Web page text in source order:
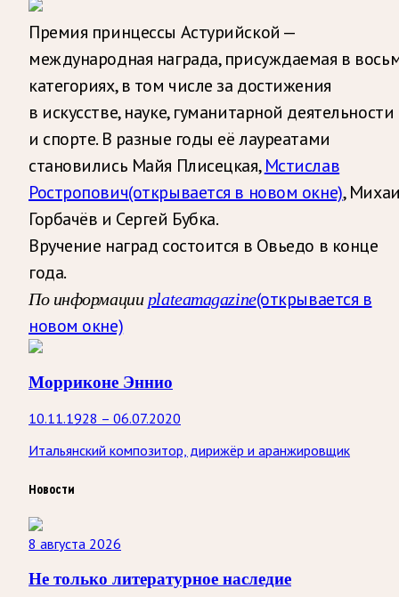
Премия принцессы Астурийской —
международная награда, присуждаемая в
категориях, в том числе за достижения
в искусстве, науке, гуманитарной деятельности
и спорте. В разные годы её лауреатами
становились Майя Плисецкая,Мстислав
Ростропович(открывается в новом окне),
Горбачёв и Сергей Бубка.
Вручение наград состоится в Овьедо в конце
года.
По информации plateamagazine(открывается в
новом окне)
Морриконе Эннио
10.11.1928 – 06.07.2020
Итальянский композитор, дирижёр и аранжировщик
Новости
8 августа 2026
Не только литературное наследие